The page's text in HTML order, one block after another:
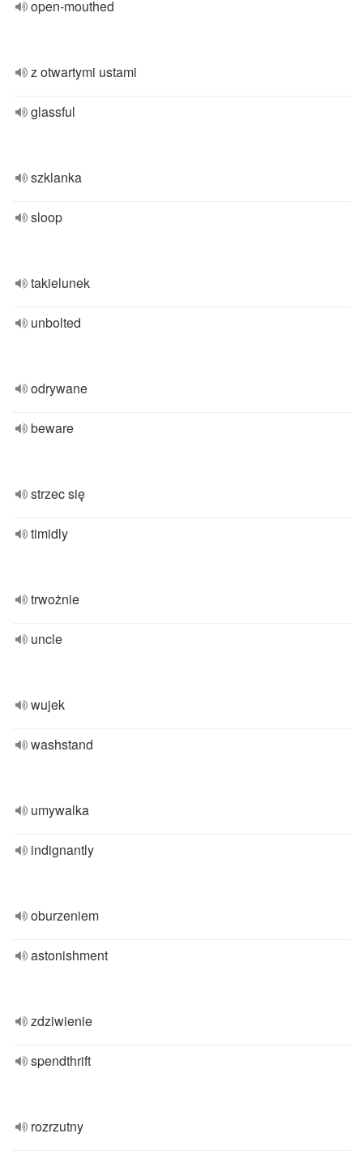
open-mouthed
z otwartymi ustami
glassful
szklanka
sloop
takielunek
unbolted
odrywane
beware
strzec się
timidly
trwożnie
uncle
wujek
washstand
umywalka
indignantly
oburzeniem
astonishment
zdziwienie
spendthrift
rozrzutny